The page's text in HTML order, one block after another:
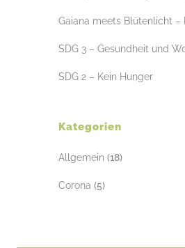
Gaiana meets Blütenlicht –
SDG 3 – Gesundheit und
SDG 2 – Kein Hunger
Kategorien
Allgemein (18)
Corona (5)